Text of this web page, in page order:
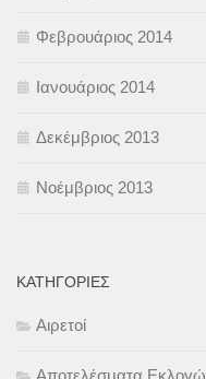
Φεβρουάριος 2014
Ιανουάριος 2014
Δεκέμβριος 2013
Νοέμβριος 2013
KΑΤΗΓΟΡΊΕΣ
Αιρετοί